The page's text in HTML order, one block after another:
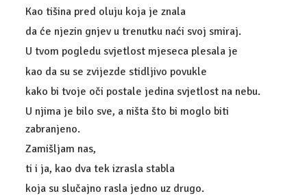
Kao tišina pred oluju koja je znala
da će njezin gnjev u trenutku naći svoj smiraj.
U tvom pogledu svjetlost mjeseca plesala je
kao da su se zvijezde stidljivo povukle
kako bi tvoje oči postale jedina svjetlost na nebu.
U njima je bilo sve, a ništa što bi moglo biti
zabranjeno.
Zamišljam nas,
ti i ja, kao dva tek izrasla stabla
koja su slučajno rasla jedno uz drugo.
TEHNIČAR ZA BANKARSTVO I OSIGURANJE
FINANCIJSKO-RAČUNOVODSTVENI TEHNIČAR
POSLOVNO-PRAVNI TEHNIČAR
GALERIJA
KONTAKT